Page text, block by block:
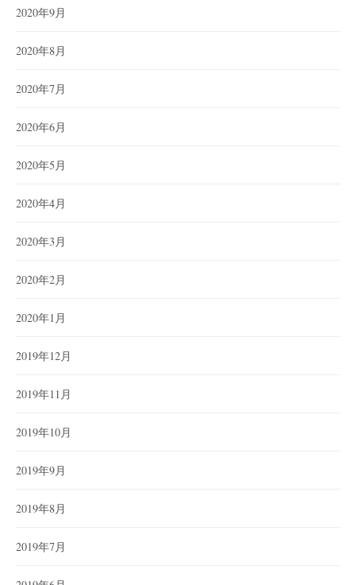
2020年9月
2020年8月
2020年7月
2020年6月
2020年5月
2020年4月
2020年3月
2020年2月
2020年1月
2019年12月
2019年11月
2019年10月
2019年9月
2019年8月
2019年7月